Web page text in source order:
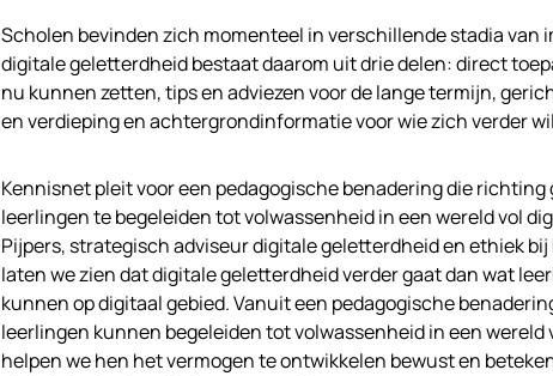
Scholen bevinden zich momenteel in verschillende stadia van
digitale geletterdheid bestaat daarom uit drie delen: direct
nu kunnen zetten, tips en adviezen voor de lange termijn,
en verdieping en achtergrondinformatie voor wie zich verder
Kennisnet pleit voor een pedagogische benadering die
leerlingen te begeleiden tot volwassenheid in een wereld vol
Pijpers, strategisch adviseur digitale geletterdheid en ethiek bij
laten we zien dat digitale geletterdheid verder gaat dan wat
kunnen op digitaal gebied. Vanuit een pedagogische
leerlingen kunnen begeleiden tot volwassenheid in een wereld
helpen we hen het vermogen te ontwikkelen bewust en